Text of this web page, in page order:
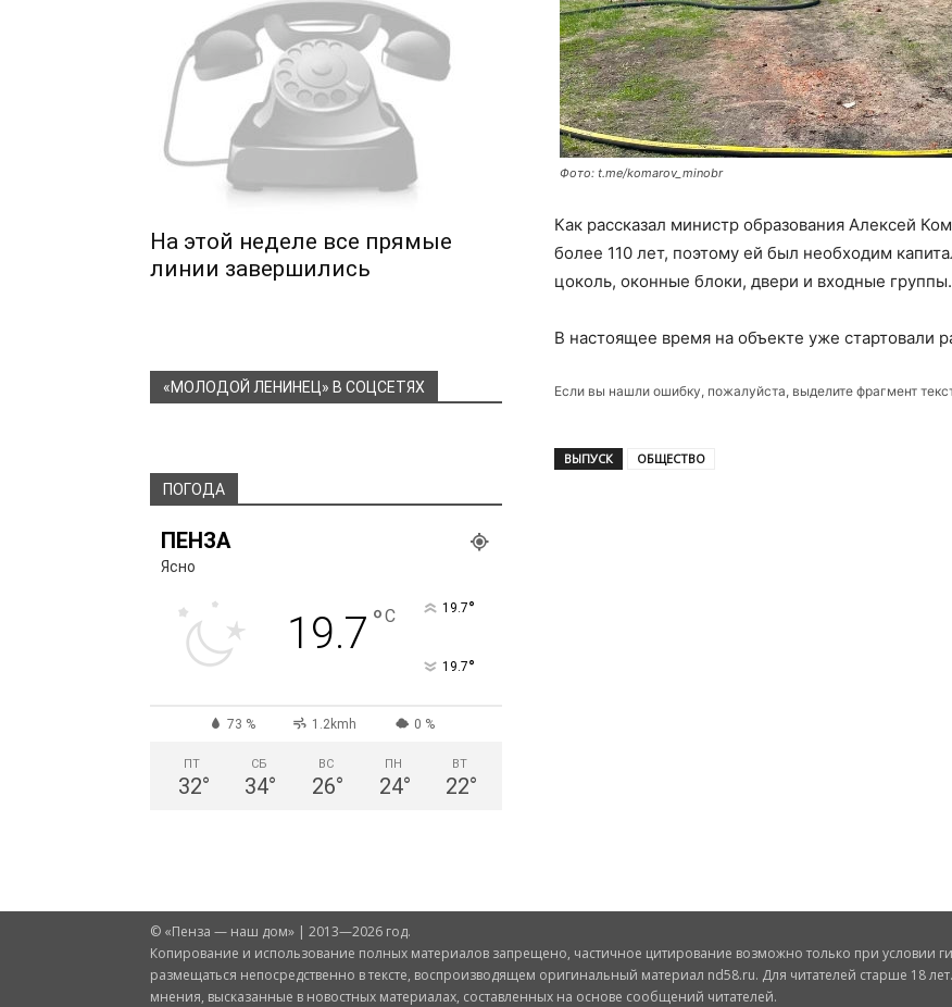
Фото: t.me/komarov_minobr
Как рассказал министр образования Алексей
более 110 лет, поэтому ей был необходим
цоколь, оконные блоки, двери и входные группы.
В настоящее время на объекте уже стартовали
Если вы нашли ошибку, пожалуйста, выделите фрагмент
ВЫПУСК ОБЩЕСТВО
На этой неделе все прямые
линии завершились
«МОЛОДОЙ ЛЕНИНЕЦ» В СОЦСЕТЯХ
ПОГОДА
ПЕНЗА
Ясно
19.7 °C 19.7°
19.7°
73 % 1.2kmh 0 %
ПТ
32°
СБ
34°
ВС
26°
ПН
24°
ВТ
22°
© «Пенза — наш дом» | 2013—2026 год.
Копирование и использование полных материалов запрещено, частичное цитирование возможно только при условии
размещаться непосредственно в тексте, воспроизводящем оригинальный материал nd58.ru. Для читателей старше 18
мнения, высказанные в новостных материалах, составленных на основе сообщений читателей.